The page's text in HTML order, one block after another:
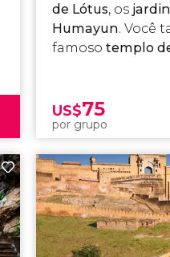
de Lótus, os
Humayun. Você
famoso templo
US$75
por grupo